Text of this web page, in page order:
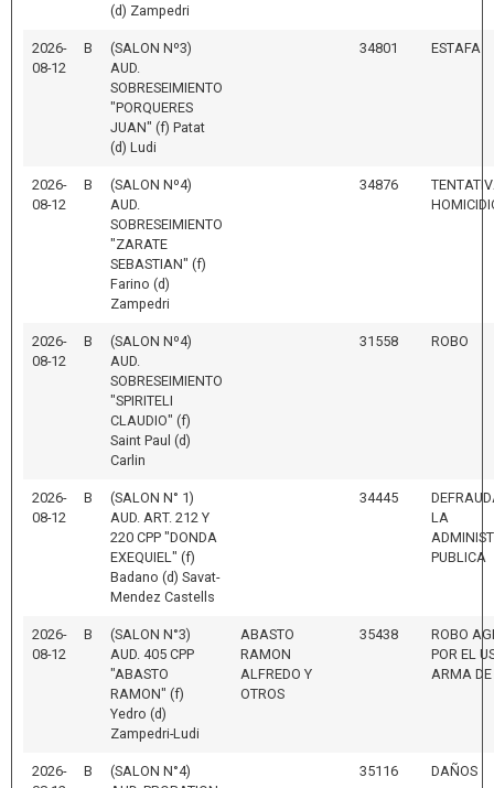
(d) Zampedri
2026-
08-12
B
(SALON Nº3)
AUD.
SOBRESEIMIENTO
"PORQUERES
JUAN" (f) Patat
(d) Ludi
34801 ESTAFA
2026-
08-12
B
(SALON Nº4)
AUD.
SOBRESEIMIENTO
"ZARATE
SEBASTIAN" (f)
Farino (d)
Zampedri
34876
2026-
08-12
B
(SALON Nº4)
AUD.
SOBRESEIMIENTO
"SPIRITELI
CLAUDIO" (f)
Saint Paul (d)
Carlin
31558 ROBO
2026-
08-12
B
(SALON N° 1)
AUD. ART. 212 Y
220 CPP "DONDA
EXEQUIEL" (f)
Badano (d) Savat-
Mendez Castells
34445
LA
PUBLICA
2026-
08-12
B
(SALON N°3)
AUD. 405 CPP
"ABASTO
RAMON" (f)
Yedro (d)
Zampedri-Ludi
ABASTO
RAMON
ALFREDO Y
OTROS
35438
ROBO
POR EL
ARMA DE
2026-
B
(SALON N°4)
35116 DAÑOS